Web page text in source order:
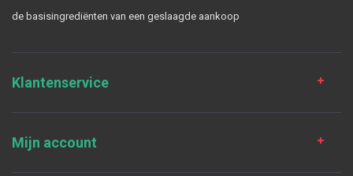
de basisingrediënten van een geslaagde aankoop
Klantenservice
Mijn account